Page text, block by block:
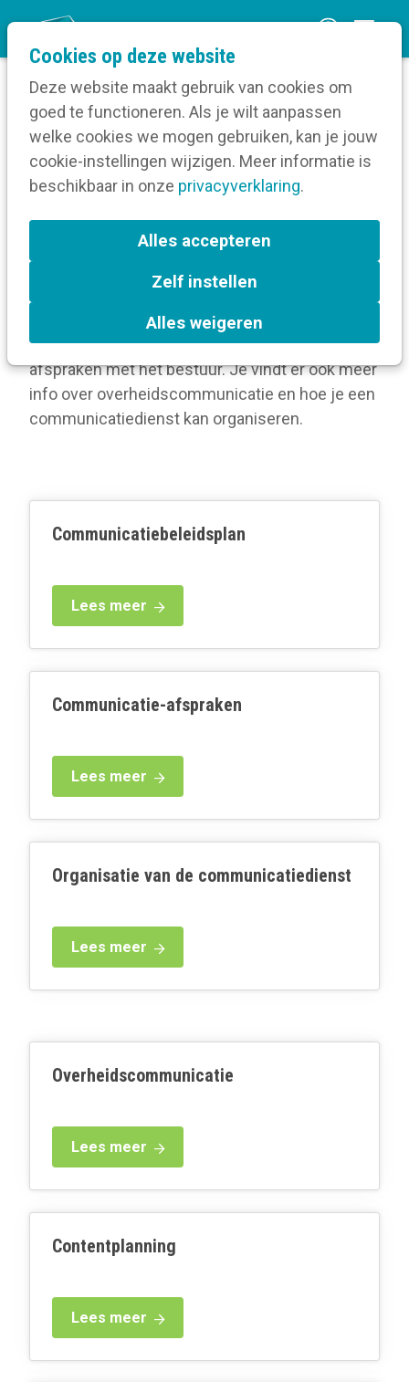
Cookies op deze website
Deze website maakt gebruik van cookies om
goed te functioneren. Als je wilt aanpassen
welke cookies we mogen gebruiken, kan je jouw
cookie-instellingen wijzigen. Meer informatie is
beschikbaar in onze privacyverklaring.
Alles accepteren
Zelf instellen
Alles weigeren
n
m
Home
Verruim je kennis
Communicatiebeleid
Communicatiebeleid
Communicatiebeleid
Waarom, voor wie, waarover, wanneer en met
welke middelen zet je communicatie op? Lees
in dit dossier meer over het belang van een goed
communicatiebeleidsplan en communicatie-
afspraken met het bestuur. Je vindt er ook meer
info over overheidscommunicatie en hoe je een
communicatiedienst kan organiseren.
Communicatiebeleidsplan
Lees meer
Communicatie-afspraken
Lees meer
Organisatie van de communicatiedienst
Lees meer
Overheidscommunicatie
Lees meer
Contentplanning
Lees meer